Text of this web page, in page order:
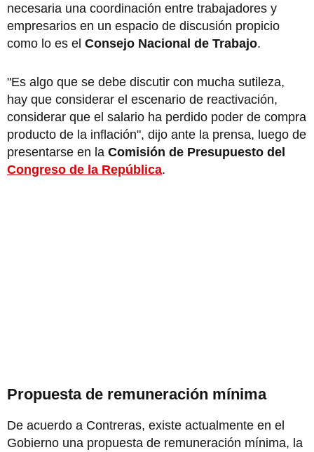
necesaria una coordinación entre trabajadores y
empresarios en un espacio de discusión propicio
como lo es el Consejo Nacional de Trabajo.
"Es algo que se debe discutir con mucha sutileza,
hay que considerar el escenario de reactivación,
considerar que el salario ha perdido poder de compra
producto de la inflación", dijo ante la prensa, luego de
presentarse en la Comisión de Presupuesto del
Congreso de la República.
Propuesta de remuneración mínima
De acuerdo a Contreras, existe actualmente en el
Gobierno una propuesta de remuneración mínima, la